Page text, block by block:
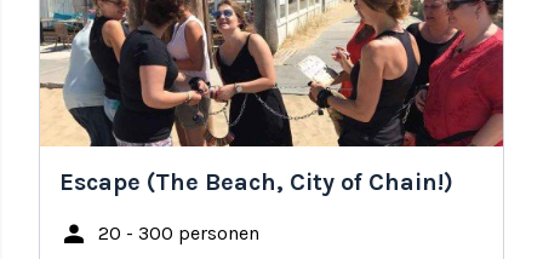
Escape (The Beach, City of Chain!)
person 20 - 300 personen